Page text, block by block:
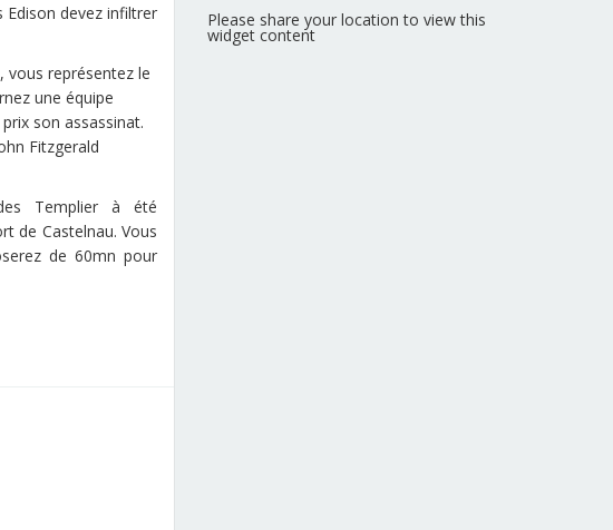
Edison devez infiltrer
vous représentez le
une équipe
son assassinat.
Fitzgerald
Templier à été
de Castelnau. Vous
de 60mn pour
Please share your location to view this
widget content